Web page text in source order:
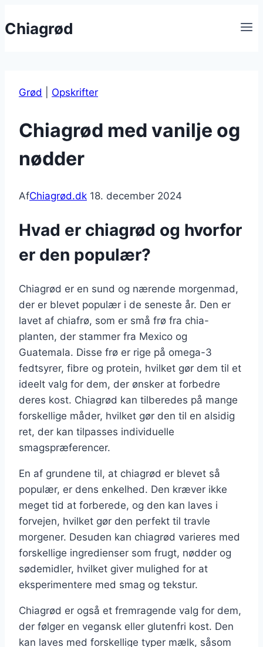
til
Chiagrød
Grød Opskrifter
Chiagrød med vanilje og
nødder
AfChiagrød.dk 18. december 2024
Hvad er chiagrød og hvorfor
er den populær?
Chiagrød er en sund og nærende morgenmad,
der er blevet populær i de seneste år. Den er
lavet af chiafrø, som er små frø fra chia-
planten, der stammer fra Mexico og
Guatemala. Disse frø er rige på omega-3
fedtsyrer, fibre og protein, hvilket gør dem til et
ideelt valg for dem, der ønsker at forbedre
deres kost. Chiagrød kan tilberedes på mange
forskellige måder, hvilket gør den til en alsidig
ret, der kan tilpasses individuelle
smagspræferencer.
En af grundene til, at chiagrød er blevet så
populær, er dens enkelhed. Den kræver ikke
meget tid at forberede, og den kan laves i
forvejen, hvilket gør den perfekt til travle
morgener. Desuden kan chiagrød varieres med
forskellige ingredienser som frugt, nødder og
sødemidler, hvilket giver mulighed for at
eksperimentere med smag og tekstur.
Chiagrød er også et fremragende valg for dem,
der følger en vegansk eller glutenfri kost. Den
kan laves med forskellige typer mælk, såsom